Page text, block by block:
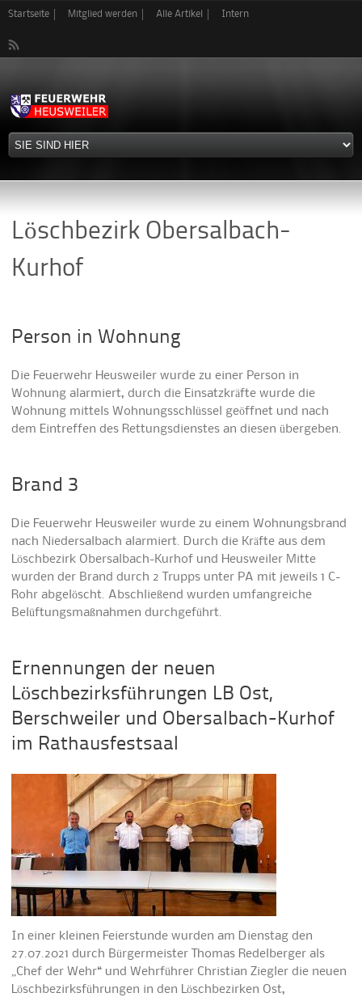
Direkt
Startseite Mitglied werden Alle Artikel Intern
Löschbezirk Obersalbach-
Kurhof
Person in Wohnung
Die Feuerwehr Heusweiler wurde zu einer Person in
Wohnung alarmiert, durch die Einsatzkräfte wurde die
Wohnung mittels Wohnungsschlüssel geöffnet und nach
dem Eintreffen des Rettungsdienstes an diesen übergeben.
Brand 3
Die Feuerwehr Heusweiler wurde zu einem Wohnungsbrand
nach Niedersalbach alarmiert. Durch die Kräfte aus dem
Löschbezirk Obersalbach-Kurhof und Heusweiler Mitte
wurden der Brand durch 2 Trupps unter PA mit jeweils 1 C-
Rohr abgelöscht. Abschließend wurden umfangreiche
Belüftungsmaßnahmen durchgeführt.
Ernennungen der neuen
Löschbezirksführungen LB Ost,
Berschweiler und Obersalbach-Kurhof
im Rathausfestsaal
In einer kleinen Feierstunde wurden am Dienstag den
27.07.2021 durch Bürgermeister Thomas Redelberger als
„Chef der Wehr“ und Wehrführer Christian Ziegler die neuen
Löschbezirksführungen in den Löschbezirken Ost,